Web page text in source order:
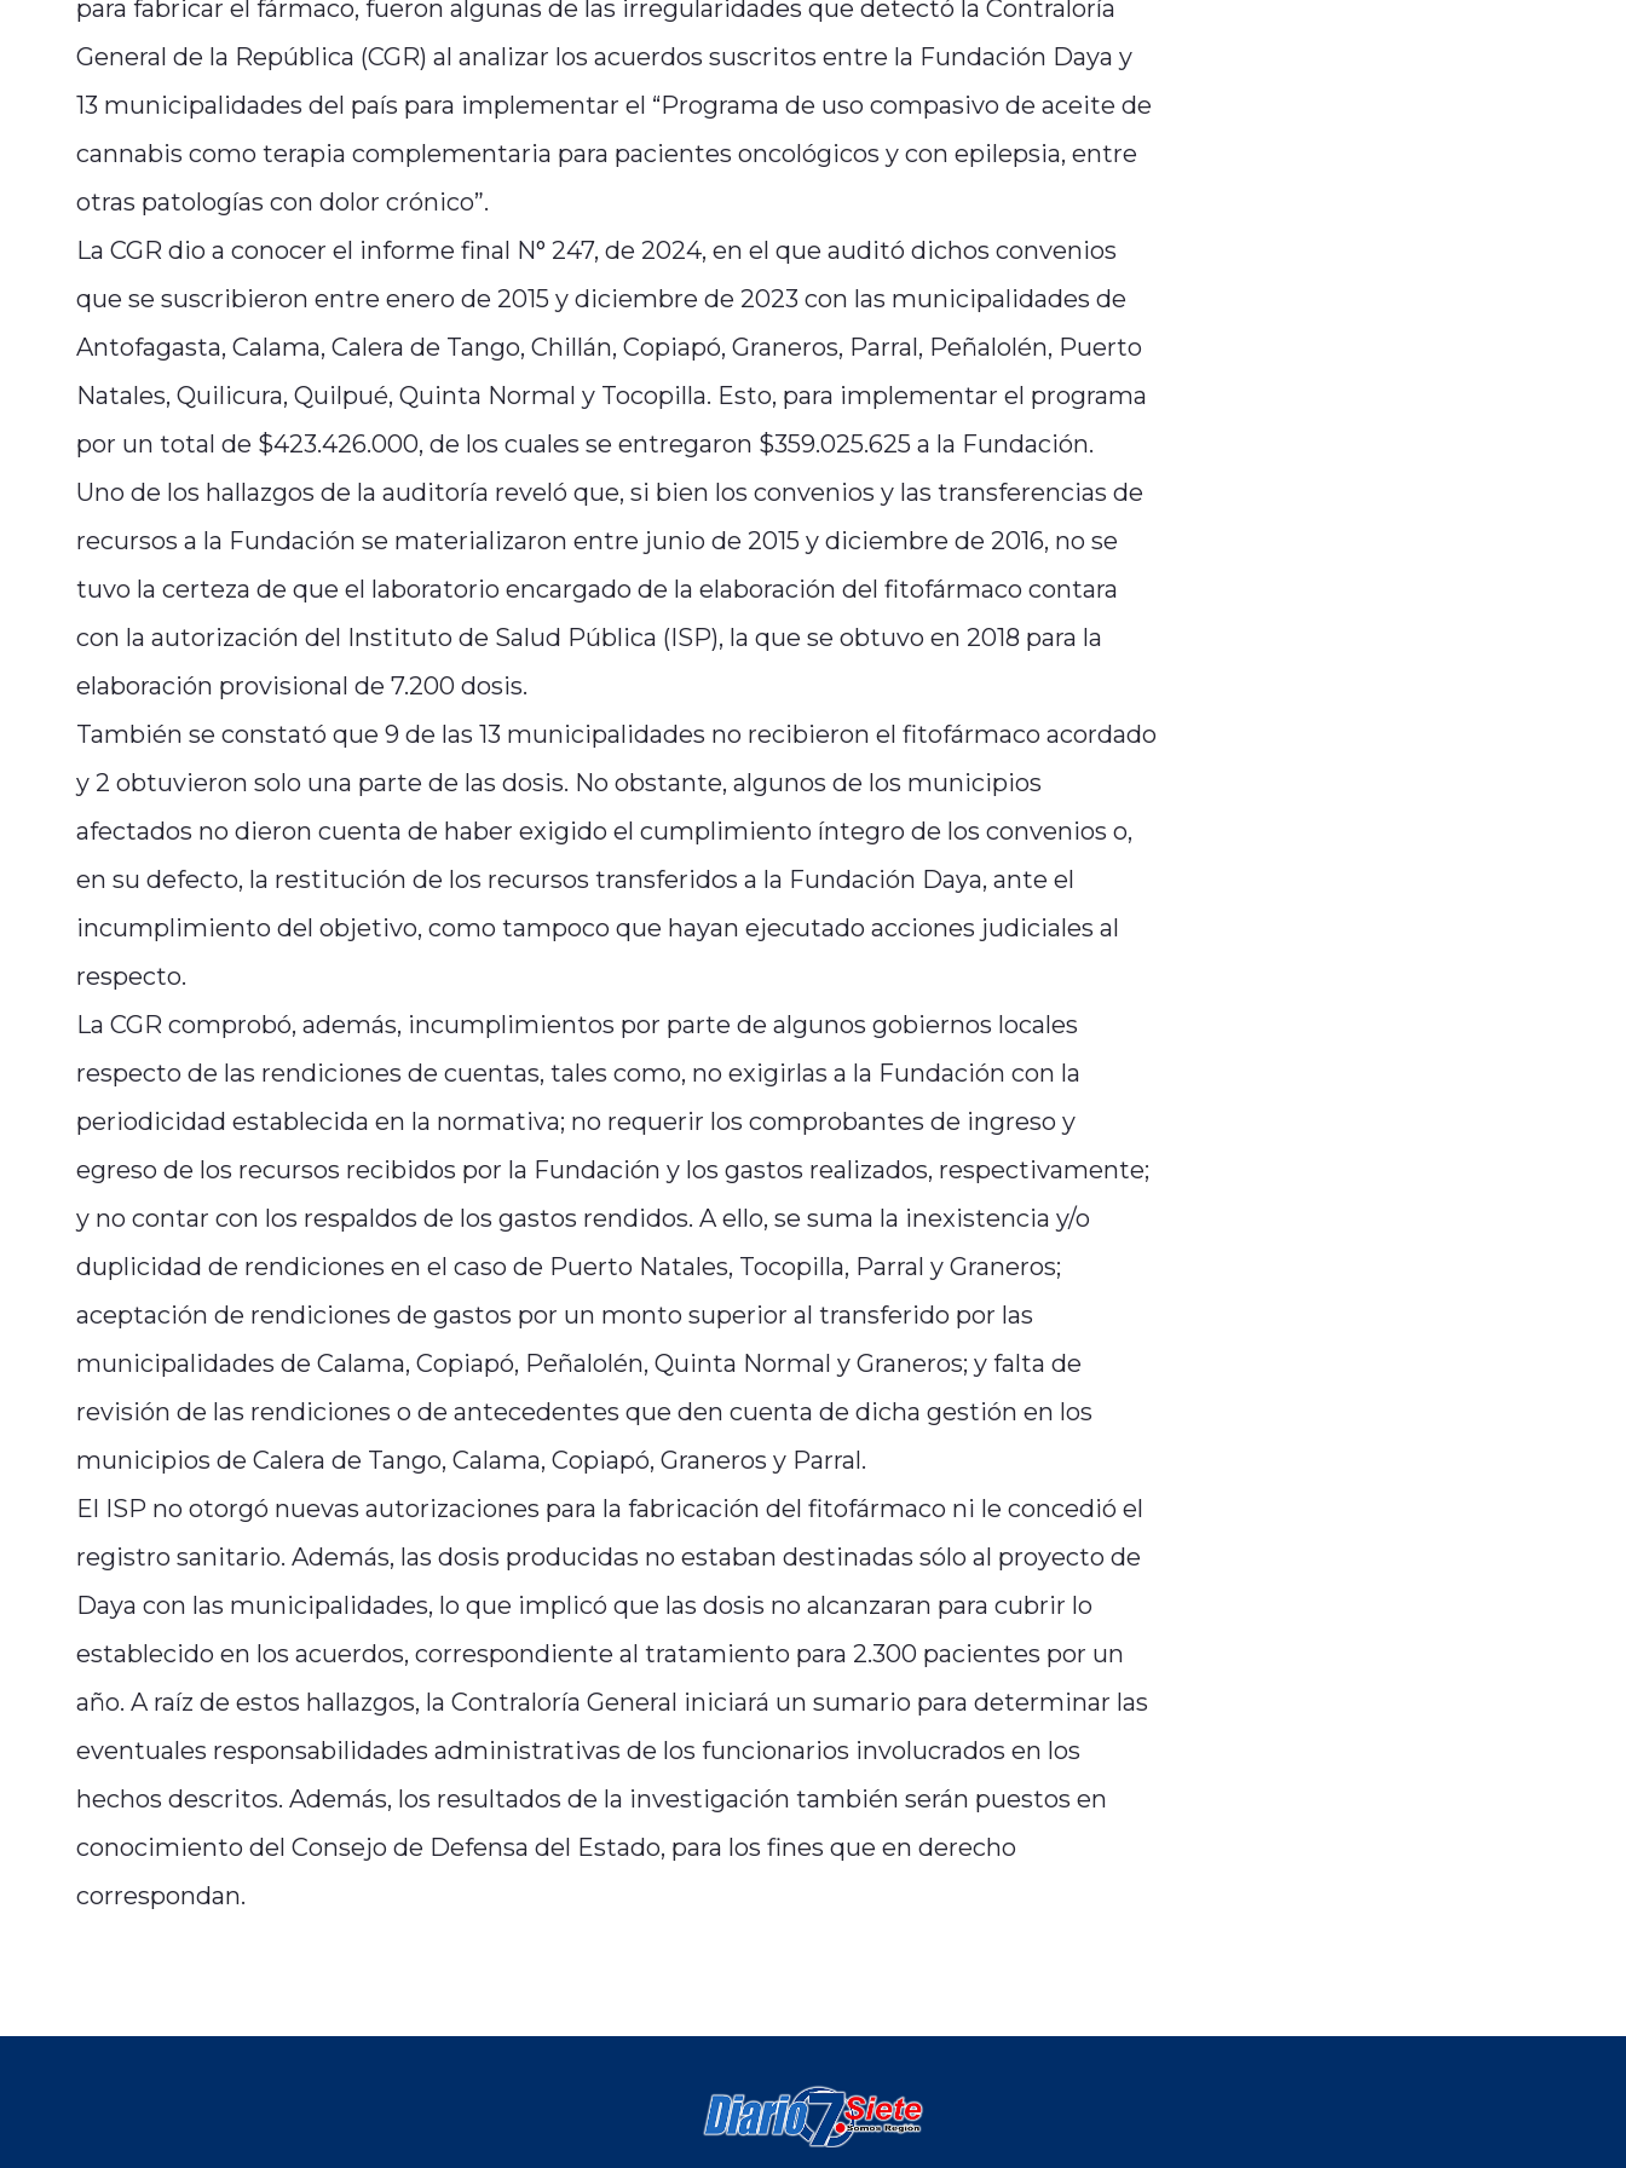
para fabricar el fármaco, fueron algunas de las irregularidades que detectó la Contraloría
General de la República (CGR) al analizar los acuerdos suscritos entre la Fundación Daya y
13 municipalidades del país para implementar el “Programa de uso compasivo de aceite de
cannabis como terapia complementaria para pacientes oncológicos y con epilepsia, entre
otras patologías con dolor crónico”.
La CGR dio a conocer el informe final N° 247, de 2024, en el que auditó dichos convenios
que se suscribieron entre enero de 2015 y diciembre de 2023 con las municipalidades de
Antofagasta, Calama, Calera de Tango, Chillán, Copiapó, Graneros, Parral, Peñalolén, Puerto
Natales, Quilicura, Quilpué, Quinta Normal y Tocopilla. Esto, para implementar el programa
por un total de $423.426.000, de los cuales se entregaron $359.025.625 a la Fundación.
Uno de los hallazgos de la auditoría reveló que, si bien los convenios y las transferencias de
recursos a la Fundación se materializaron entre junio de 2015 y diciembre de 2016, no se
tuvo la certeza de que el laboratorio encargado de la elaboración del fitofármaco contara
con la autorización del Instituto de Salud Pública (ISP), la que se obtuvo en 2018 para la
elaboración provisional de 7.200 dosis.
También se constató que 9 de las 13 municipalidades no recibieron el fitofármaco acordado
y 2 obtuvieron solo una parte de las dosis. No obstante, algunos de los municipios
afectados no dieron cuenta de haber exigido el cumplimiento íntegro de los convenios o,
en su defecto, la restitución de los recursos transferidos a la Fundación Daya, ante el
incumplimiento del objetivo, como tampoco que hayan ejecutado acciones judiciales al
respecto.
La CGR comprobó, además, incumplimientos por parte de algunos gobiernos locales
respecto de las rendiciones de cuentas, tales como, no exigirlas a la Fundación con la
periodicidad establecida en la normativa; no requerir los comprobantes de ingreso y
egreso de los recursos recibidos por la Fundación y los gastos realizados, respectivamente;
y no contar con los respaldos de los gastos rendidos. A ello, se suma la inexistencia y/o
duplicidad de rendiciones en el caso de Puerto Natales, Tocopilla, Parral y Graneros;
aceptación de rendiciones de gastos por un monto superior al transferido por las
municipalidades de Calama, Copiapó, Peñalolén, Quinta Normal y Graneros; y falta de
revisión de las rendiciones o de antecedentes que den cuenta de dicha gestión en los
municipios de Calera de Tango, Calama, Copiapó, Graneros y Parral.
El ISP no otorgó nuevas autorizaciones para la fabricación del fitofármaco ni le concedió el
registro sanitario. Además, las dosis producidas no estaban destinadas sólo al proyecto de
Daya con las municipalidades, lo que implicó que las dosis no alcanzaran para cubrir lo
establecido en los acuerdos, correspondiente al tratamiento para 2.300 pacientes por un
año. A raíz de estos hallazgos, la Contraloría General iniciará un sumario para determinar las
eventuales responsabilidades administrativas de los funcionarios involucrados en los
hechos descritos. Además, los resultados de la investigación también serán puestos en
conocimiento del Consejo de Defensa del Estado, para los fines que en derecho
correspondan.